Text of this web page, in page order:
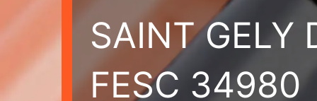
SAINT GELY
FESC 34980